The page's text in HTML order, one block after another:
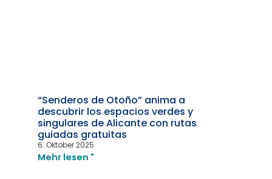
“Senderos de Otoño” anima a
descubrir los espacios verdes y
singulares de Alicante con rutas
guiadas gratuitas
6. Oktober 2025
Mehr lesen "